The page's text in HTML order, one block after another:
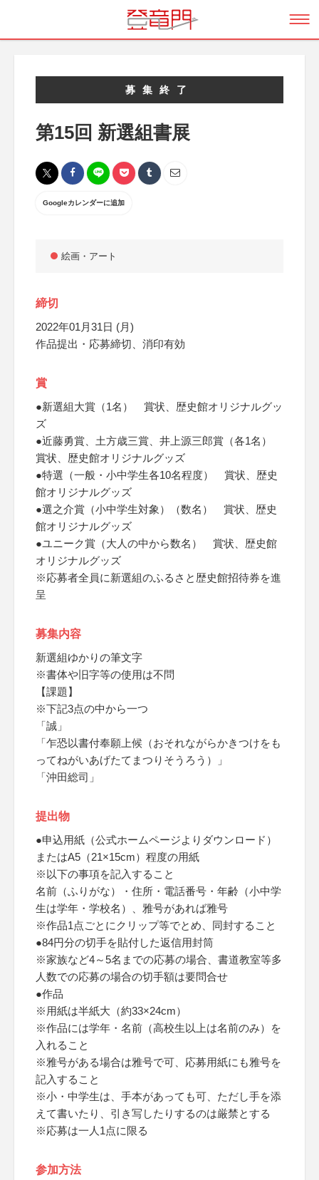
募集終了
第15回 新選組書展
Googleカレンダーに追加
絵画・アート
締切
2022年01月31日 (月)
作品提出・応募締切、消印有効
賞
●新選組大賞（1名） 賞状、歴史館オリジナルグッ
ズ
●近藤勇賞、土方歳三賞、井上源三郎賞（各1名）
賞状、歴史館オリジナルグッズ
●特選（一般・小中学生各10名程度） 賞状、歴史
館オリジナルグッズ
●選之介賞（小中学生対象）（数名） 賞状、歴史
館オリジナルグッズ
●ユニーク賞（大人の中から数名） 賞状、歴史館
オリジナルグッズ
※応募者全員に新選組のふるさと歴史館招待券を進
呈
募集内容
新選組ゆかりの筆文字
※書体や旧字等の使用は不問
【課題】
※下記3点の中から一つ
「誠」
「乍恐以書付奉願上候（おそれながらかきつけをも
ってねがいあげたてまつりそうろう）」
「沖田総司」
提出物
●申込用紙（公式ホームページよりダウンロード）
またはA5（21×15cm）程度の用紙
※以下の事項を記入すること
名前（ふりがな）・住所・電話番号・年齢（小中学
生は学年・学校名）、雅号があれば雅号
※作品1点ごとにクリップ等でとめ、同封すること
●84円分の切手を貼付した返信用封筒
※家族など4～5名までの応募の場合、書道教室等多
人数での応募の場合の切手額は要問合せ
●作品
※用紙は半紙大（約33×24cm）
※作品には学年・名前（高校生以上は名前のみ）を
入れること
※雅号がある場合は雅号で可、応募用紙にも雅号を
記入すること
※小・中学生は、手本があっても可、ただし手を添
えて書いたり、引き写したりするのは厳禁とする
※応募は一人1点に限る
参加方法